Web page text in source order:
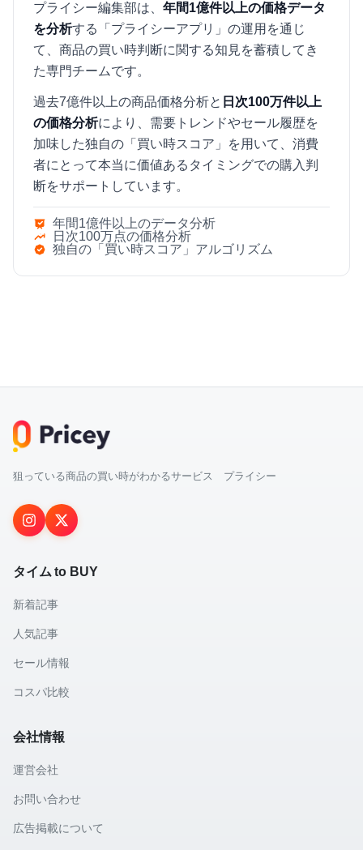
プライシー編集部は、 年間1億件以上の価格データ
を分析する「プライシーアプリ」の運用を通じ
て、商品の買い時判断に関する知見を蓄積してき
た専門チームです。
過去7億件以上の商品価格分析と 日次100万件以上
の価格分析により、需要トレンドやセール履歴を
加味した独自の「買い時スコア」を用いて、消費
者にとって本当に価値あるタイミングでの購入判
断をサポートしています。
年間1億件以上のデータ分析
日次100万点の価格分析
独自の「買い時スコア」アルゴリズム
狙っている商品の買い時がわかるサービス プライシー
タイム to BUY
新着記事
人気記事
セール情報
コスパ比較
会社情報
運営会社
お問い合わせ
広告掲載について